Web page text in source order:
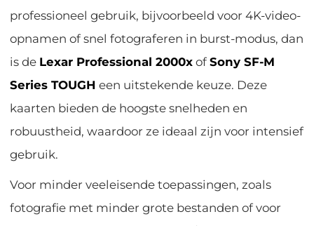
professioneel gebruik, bijvoorbeeld voor 4K-video-
opnamen of snel fotograferen in burst-modus, dan
is de Lexar Professional 2000x ofSony SF-M
Series TOUGH een uitstekende keuze. Deze
kaarten bieden de hoogste snelheden en
robuustheid, waardoor ze ideaal zijn voor intensief
gebruik.
Voor minder veeleisende toepassingen, zoals
fotografie met minder grote bestanden of voor